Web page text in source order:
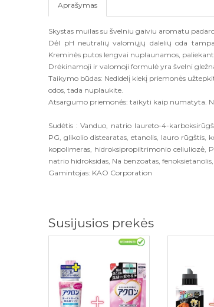
Aprašymas
Skystas muilas su švelniu gaiviu aromatu
Dėl pH neutralių valomųjų dalelių oda
Kreminės putos lengvai nuplaunamos,
Drėkinamoji ir valomoji formulė yra švelni
Taikymo būdas: Nedidelį kiekį priemonės
odos, tada nuplaukite.
Atsargumo priemonės: taikyti kaip numatyta.
Sudėtis : Vanduo, natrio laureto-4-
PG, glikolio distearatas, etanolis, lauro rūgštis,
kopolimeras, hidroksipropiltrimonio celiuliozė,
natrio hidroksidas, Na benzoatas,
Gamintojas: KAO Corporation
Susijusios prekės